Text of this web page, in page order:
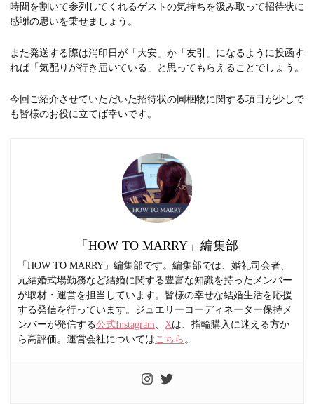
時間を割いて参列してくれるゲストの気持ちを汲み取って招待状に
感謝の思いを乗せましょう。
また発送する際は消印日が「大安」か「友引」になるように投函す
れば「気配りが行き届いている」と思ってもらえることでしょう。
今回ご紹介させていただいた招待状の同梱物に関する項目が少しで
も皆様のお役に立てば幸いです。
「HOW TO MARRY」編集部
「HOW TO MARRY」編集部です。編集部では、婚礼司会者、
元結婚式場勤務など結婚に関する豊富な知識を持ったメンバー
が取材・運営を担当しています。皆様の幸せな結婚生活を応援
する発信を行っています。ジュエリーコーディネーター保持メ
ンバーが発信する公式Instagram、 Xは、指輪購入に迷える方か
ら高評価。運営会社については こちら 。